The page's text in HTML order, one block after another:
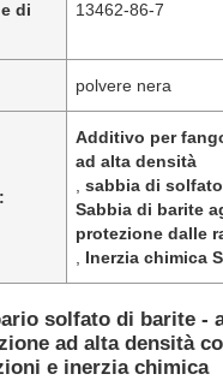
di
13462-86-7
polvere nera
Additivo per
ad alta densità
,sabbia di
Sabbia di barite
protezione dalle
Inerzia chimica
solfato di barite -
ad alta densità
e inerzia chimica